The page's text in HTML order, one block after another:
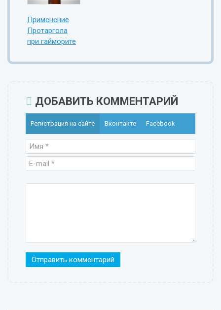
Применение
Протаргола
при гайморите
ДОБАВИТЬ КОММЕНТАРИЙ
Регистрация на сайте Вконтакте Facebook